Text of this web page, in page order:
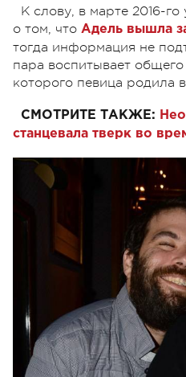
К слову, в марте 2016-
о том, что Адель вышла
тогда информация не
пара воспитывает
которого певица родила
СМОТРИТЕ ТАКЖЕ:
станцевала тверк во